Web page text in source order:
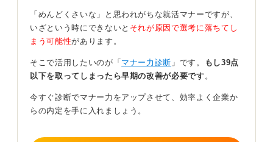
そのほかの持ち物、たとえば傘やペットボトルなどは、
面接室には持ち込まないのが望ましいですが、やむを得
ない場合はカバンの横にまとめて置く形で問題ありませ
荷物の扱いで大切なのは「動作の静かさ」と「整えて置
「めんどくさいな」と思われがちな就活マナーですが、
いざという時にできないと それが原因で選考に落ちてし
まう可能性があります。
そこで活用したいのが「 マナー力診断 」です。
もし39点
以下を取ってしまったら早期の改善が必要です 。
今すぐ診断でマナー力をアップさせて、効率よく企業か
らの内定を手に入れましょう。